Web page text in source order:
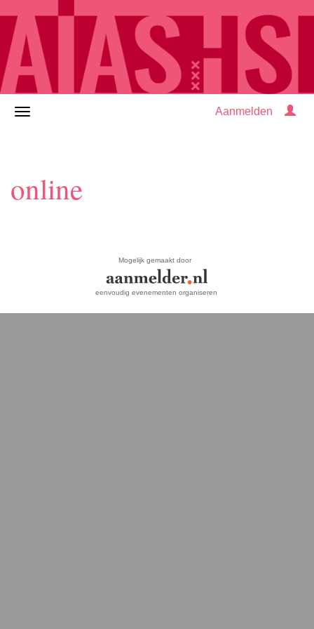
Aanmelden
online
Mogelijk gemaakt door
eenvoudig evenementen organiseren